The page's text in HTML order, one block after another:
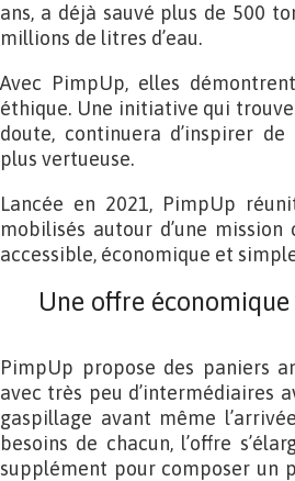
ans, a déjà sauvé plus de 500
millions de litres d’eau.
Avec PimpUp, elles
éthique. Une initiative qui
doute, continuera d’inspirer
plus vertueuse.
Lancée en 2021, PimpUp
mobilisés autour d’une
accessible, économique et
Une offre
PimpUp propose des paniers
avec très peu d’intermédiaires
gaspillage avant même
besoins de chacun, l’offre
supplément pour composer un